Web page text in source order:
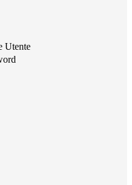
Utente